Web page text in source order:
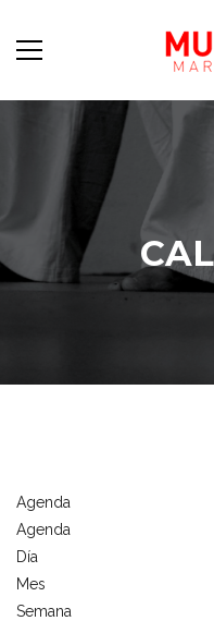
Agenda
Agenda
Día
Mes
Semana